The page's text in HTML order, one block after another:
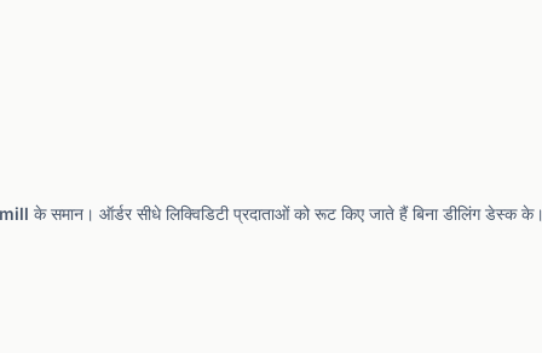
समान। ऑर्डर सीधे लिक्विडिटी प्रदाताओं को रूट किए जाते हैं बिना डीलिंग डेस्क के।